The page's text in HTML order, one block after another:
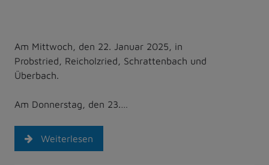
Am Mittwoch, den 22. Januar 2025, in
Probstried, Reicholzried, Schrattenbach und
Überbach.
Am Donnerstag, den 23.…
Weiterlesen